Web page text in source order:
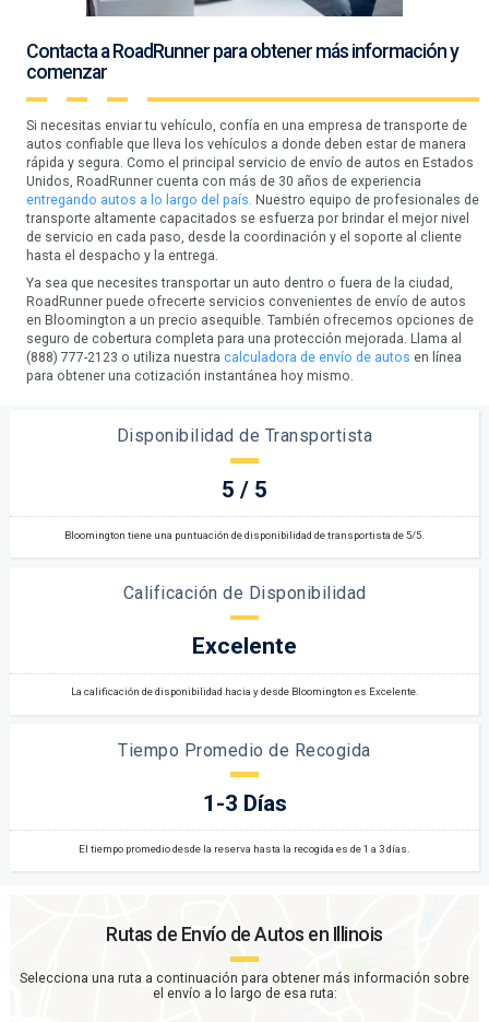
Contacta a RoadRunner para obtener más información y
comenzar
Si necesitas enviar tu vehículo, confía en una empresa de transporte de
autos confiable que lleva los vehículos a donde deben estar de manera
rápida y segura. Como el principal servicio de envío de autos en Estados
Unidos, RoadRunner cuenta con más de 30 años de experiencia
entregando autos a lo largo del país. Nuestro equipo de profesionales de
transporte altamente capacitados se esfuerza por brindar el mejor nivel
de servicio en cada paso, desde la coordinación y el soporte al cliente
hasta el despacho y la entrega.
Ya sea que necesites transportar un auto dentro o fuera de la ciudad,
RoadRunner puede ofrecerte servicios convenientes de envío de autos
en Bloomington a un precio asequible. También ofrecemos opciones de
seguro de cobertura completa para una protección mejorada. Llama al
(888) 777-2123 o utiliza nuestra calculadora de envío de autos en línea
para obtener una cotización instantánea hoy mismo.
Disponibilidad de Transportista
5 / 5
Bloomington tiene una puntuación de disponibilidad de transportista de 5/5.
Calificación de Disponibilidad
Excelente
La calificación de disponibilidad hacia y desde Bloomington es Excelente.
Tiempo Promedio de Recogida
1-3 Días
El tiempo promedio desde la reserva hasta la recogida es de 1 a 3 días.
Rutas de Envío de Autos en Illinois
Selecciona una ruta a continuación para obtener más información sobre
el envío a lo largo de esa ruta: